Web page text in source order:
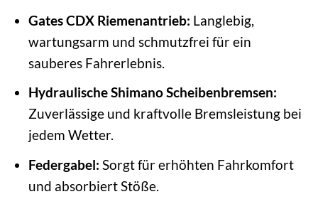
Gates CDX Riemenantrieb: Langlebig,
wartungsarm und schmutzfrei für ein
sauberes Fahrerlebnis.
Hydraulische Shimano Scheibenbremsen:
Zuverlässige und kraftvolle Bremsleistung bei
jedem Wetter.
Federgabel: Sorgt für erhöhten Fahrkomfort
und absorbiert Stöße.